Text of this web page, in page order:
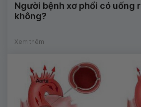
Người bệnh xơ phổi có uống
không?
Xem thêm